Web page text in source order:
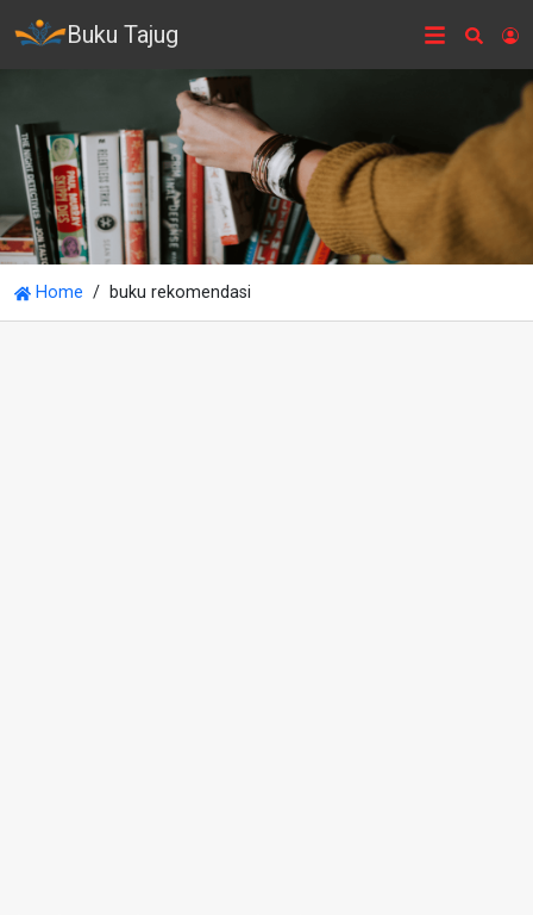
Buku Tajug
Home buku rekomendasi